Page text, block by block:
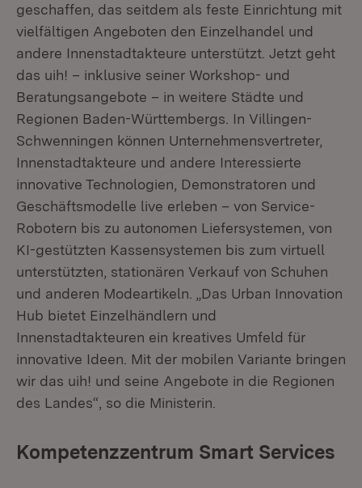
geschaffen, das seitdem als feste Einrichtung mit
vielfältigen Angeboten den Einzelhandel und
andere Innenstadtakteure unterstützt. Jetzt geht
das uih! – inklusive seiner Workshop- und
Beratungsangebote – in weitere Städte und
Regionen Baden-Württembergs. In Villingen-
Schwenningen können Unternehmensvertreter,
Innenstadtakteure und andere Interessierte
innovative Technologien, Demonstratoren und
Geschäftsmodelle live erleben – von Service-
Robotern bis zu autonomen Liefersystemen, von
KI-gestützten Kassensystemen bis zum virtuell
unterstützten, stationären Verkauf von Schuhen
und anderen Modeartikeln. „Das Urban Innovation
Hub bietet Einzelhändlern und
Innenstadtakteuren ein kreatives Umfeld für
innovative Ideen. Mit der mobilen Variante bringen
wir das uih! und seine Angebote in die Regionen
des Landes“, so die Ministerin.
Kompetenzzentrum Smart Services